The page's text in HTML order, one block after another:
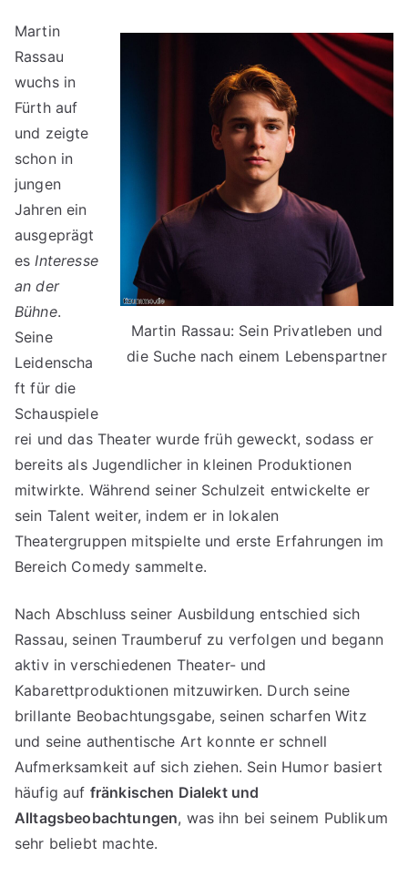
Martin Rassau: Sein Privatleben und
die Suche nach einem Lebenspartner
Martin
Rassau
wuchs in
Fürth auf
und zeigte
schon in
jungen
Jahren ein
ausgeprägt
es Interesse
an der
Bühne.
Seine
Leidenscha
ft für die
Schauspiele
rei und das Theater wurde früh geweckt, sodass er
bereits als Jugendlicher in kleinen Produktionen
mitwirkte. Während seiner Schulzeit entwickelte er
sein Talent weiter, indem er in lokalen
Theatergruppen mitspielte und erste Erfahrungen im
Bereich Comedy sammelte.
Nach Abschluss seiner Ausbildung entschied sich
Rassau, seinen Traumberuf zu verfolgen und begann
aktiv in verschiedenen Theater- und
Kabarettproduktionen mitzuwirken. Durch seine
brillante Beobachtungsgabe, seinen scharfen Witz
und seine authentische Art konnte er schnell
Aufmerksamkeit auf sich ziehen. Sein Humor basiert
häufig auf fränkischen Dialekt und
Alltagsbeobachtungen, was ihn bei seinem Publikum
sehr beliebt machte.